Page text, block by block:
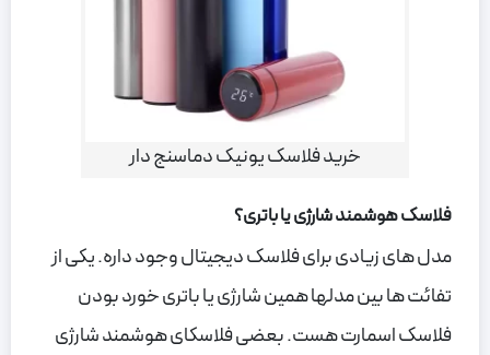
خرید فلاسک یونیک دماسنج دار
فلاسک هوشمند شارژی یا باتری؟
مدل های زیادی برای فلاسک دیجیتال وجود داره. یکی از
تفائت ها بین مدلها همین شارژی یا باتری خورد بودن
فلاسک اسمارت هست. بعضی فلاسکای هوشمند شارژی